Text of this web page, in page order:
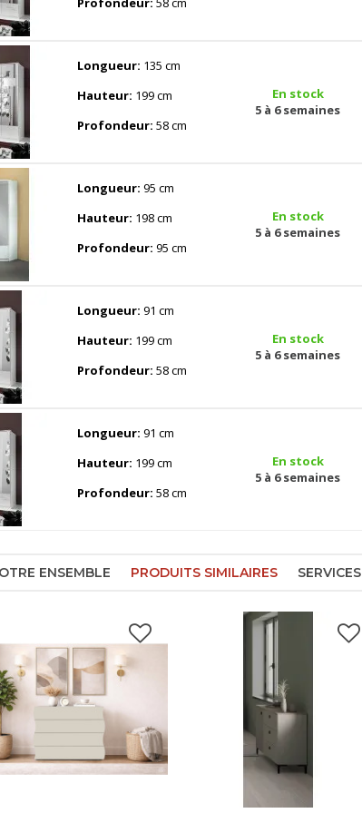
Longueur: 135 cm
Hauteur: 199 cm
Profondeur: 58 cm
En stock
5 à 6 semaines
Longueur: 95 cm
Hauteur: 198 cm
Profondeur: 95 cm
En stock
5 à 6 semaines
Longueur: 91 cm
Hauteur: 199 cm
Profondeur: 58 cm
En stock
5 à 6 semaines
Longueur: 91 cm
Hauteur: 199 cm
Profondeur: 58 cm
En stock
5 à 6 semaines
ENSEMBLE PRODUITS SIMILAIRES SERVICES